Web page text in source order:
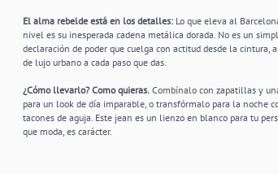
El alma rebelde está en los detalles: Lo que eleva al
nivel es su inesperada cadena metálica dorada. No es un
declaración de poder que cuelga con actitud desde la cintura,
de lujo urbano a cada paso que das.
¿Cómo llevarlo? Como quieras. Combínalo con zapatillas y
para un look de día imparable, o transfórmalo para la noche
tacones de aguja. Este jean es un lienzo en blanco para tu
que moda, es carácter.